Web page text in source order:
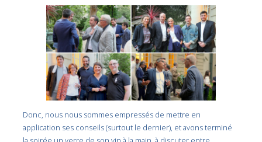
Donc, nous nous sommes empressés de mettre en
application ses conseils (surtout le dernier), et avons terminé